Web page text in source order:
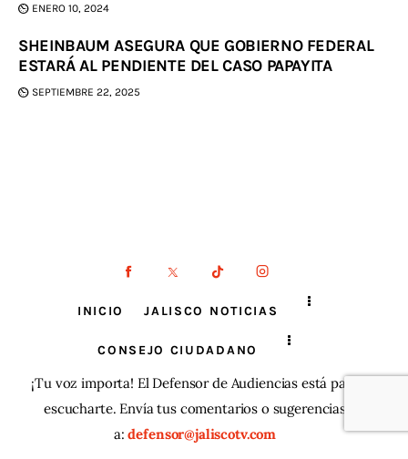
ENERO 10, 2024
SHEINBAUM ASEGURA QUE GOBIERNO FEDERAL
ESTARÁ AL PENDIENTE DEL CASO PAPAYITA
SEPTIEMBRE 22, 2025
INICIO JALISCO NOTICIAS
CONSEJO CIUDADANO
¡Tu voz importa! El Defensor de Audiencias está para
escucharte. Envía tus comentarios o sugerencias
a:defensor@jaliscotv.com